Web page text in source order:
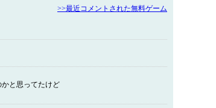
>>最近コメントされた無料ゲーム
と思ってたけど